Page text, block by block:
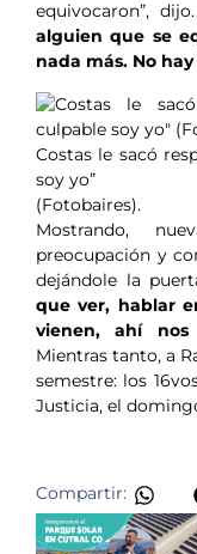
equivocaron”,
alguien que se
nada más. No
Costas le sacó
soy yo”
(Fotobaires).
Mostrando,
preocupación y
dejándole la
que ver, hablar
vienen, ahí
Mientras tanto, a
semestre: los
Justicia, el
Compartir: